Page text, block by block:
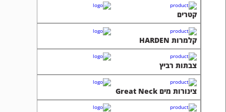
קטרים
קלמרות HARDEN
צבתות רביץ
צינורות מים Great Neck